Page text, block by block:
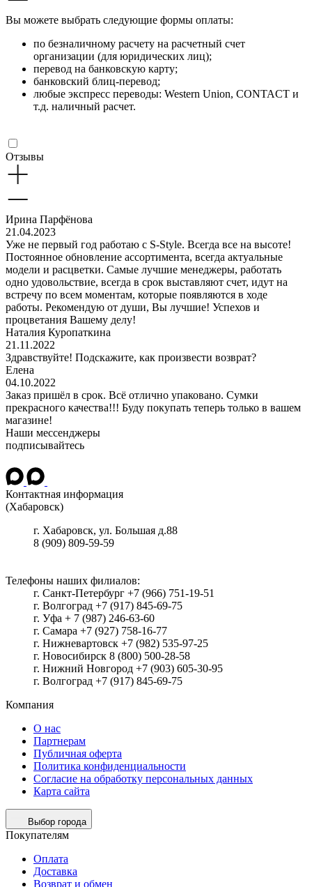
Вы можете выбрать следующие формы оплаты:
по безналичному расчету на расчетный счет
организации (для юридических лиц);
перевод на банковскую карту;
банковский блиц-перевод;
любые экспресс переводы: Western Union, CONTACT и
т.д. наличный расчет.
Отзывы
Ирина Парфёнова
21.04.2023
Уже не первый год работаю с S-Style. Всегда все на высоте!
Постоянное обновление ассортимента, всегда актуальные
модели и расцветки. Самые лучшие менеджеры, работать
одно удовольствие, всегда в срок выставляют счет, идут на
встречу по всем моментам, которые появляются в ходе
работы. Рекомендую от души, Вы лучшие! Успехов и
процветания Вашему делу!
Наталия Куропаткина
21.11.2022
Здравствуйте! Подскажите, как произвести возврат?
Елена
04.10.2022
Заказ пришёл в срок. Всё отлично упаковано. Сумки
прекрасного качества!!! Буду покупать теперь только в вашем
магазине!
Наши мессенджеры
подписывайтесь
Контактная информация
(Хабаровск)
г. Хабаровск, ул. Большая д.88
8 (909) 809-59-59
Телефоны наших филиалов:
г. Санкт-Петербург +7 (966) 751-19-51
г. Волгоград +7 (917) 845-69-75
г. Уфа + 7 (987) 246-63-60
г. Самара +7 (927) 758-16-77
г. Нижневартовск +7 (982) 535-97-25
г. Новосибирск 8 (800) 500-28-58
г. Нижний Новгород +7 (903) 605-30-95
г. Волгоград +7 (917) 845-69-75
Компания
О нас
Партнерам
Публичная оферта
Политика конфиденциальности
Согласие на обработку персональных данных
Карта сайта
Выбор города
Покупателям
Оплата
Доставка
Возврат и обмен